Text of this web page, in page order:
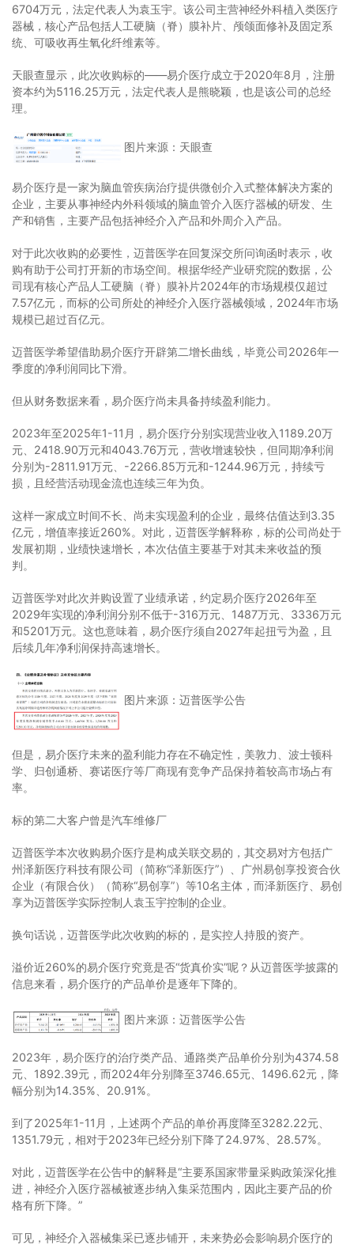
6704万元，法定代表人为袁玉宇。该公司主营神经外科植入类医疗
器械，核心产品包括人工硬脑（脊）膜补片、颅颌面修补及固定系
统、可吸收再生氧化纤维素等。
天眼查显示，此次收购标的——易介医疗成立于2020年8月，注册
资本约为5116.25万元，法定代表人是熊晓颖，也是该公司的总经
理。
图片来源：天眼查
易介医疗是一家为脑血管疾病治疗提供微创介入式整体解决方案的
企业，主要从事神经内外科领域的脑血管介入医疗器械的研发、生
产和销售，主要产品包括神经介入产品和外周介入产品。
对于此次收购的必要性，迈普医学在回复深交所问询函时表示，收
购有助于公司打开新的市场空间。根据华经产业研究院的数据，公
司现有核心产品人工硬脑（脊）膜补片2024年的市场规模仅超过
7.57亿元，而标的公司所处的神经介入医疗器械领域，2024年市场
规模已超过百亿元。
迈普医学希望借助易介医疗开辟第二增长曲线，毕竟公司2026年一
季度的净利润同比下滑。
但从财务数据来看，易介医疗尚未具备持续盈利能力。
2023年至2025年1-11月，易介医疗分别实现营业收入1189.20万
元、2418.90万元和4043.76万元，营收增速较快，但同期净利润
分别为-2811.91万元、-2266.85万元和-1244.96万元，持续亏
损，且经营活动现金流也连续三年为负。
这样一家成立时间不长、尚未实现盈利的企业，最终估值达到3.35
亿元，增值率接近260%。对此，迈普医学解释称，标的公司尚处于
发展初期，业绩快速增长，本次估值主要基于对其未来收益的预
判。
迈普医学对此次并购设置了业绩承诺，约定易介医疗2026年至
2029年实现的净利润分别不低于-316万元、1487万元、3336万元
和5201万元。这也意味着，易介医疗须自2027年起扭亏为盈，且
后续几年净利润保持高速增长。
图片来源：迈普医学公告
但是，易介医疗未来的盈利能力存在不确定性，美敦力、波士顿科
学、归创通桥、赛诺医疗等厂商现有竞争产品保持着较高市场占有
率。
标的第二大客户曾是汽车维修厂
迈普医学本次收购易介医疗是构成关联交易的，其交易对方包括广
州泽新医疗科技有限公司（简称“泽新医疗”）、广州易创享投资合伙
企业（有限合伙）（简称“易创享”）等10名主体，而泽新医疗、易创
享为迈普医学实际控制人袁玉宇控制的企业。
换句话说，迈普医学此次收购的标的，是实控人持股的资产。
溢价近260%的易介医疗究竟是否“货真价实”呢？从迈普医学披露的
信息来看，易介医疗的产品单价是逐年下降的。
图片来源：迈普医学公告
2023年，易介医疗的治疗类产品、通路类产品单价分别为4374.58
元、1892.39元，而2024年分别降至3746.65元、1496.62元，降
幅分别为14.35%、20.91%。
到了2025年1-11月，上述两个产品的单价再度降至3282.22元、
1351.79元，相对于2023年已经分别下降了24.97%、28.57%。
对此，迈普医学在公告中的解释是“主要系国家带量采购政策深化推
进，神经介入医疗器械被逐步纳入集采范围内，因此主要产品的价
格有所下降。”
可见，神经介入器械集采已逐步铺开，未来势必会影响易介医疗的